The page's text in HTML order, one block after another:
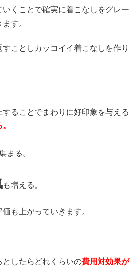
いくことで確実に着こなしをグレー
す。
ことしカッコイイ着こなしを作り
ることでまわりに好印象を与える
まる。
も増える。
も上がっていきます。
としたらどれくらいの費用対効果が